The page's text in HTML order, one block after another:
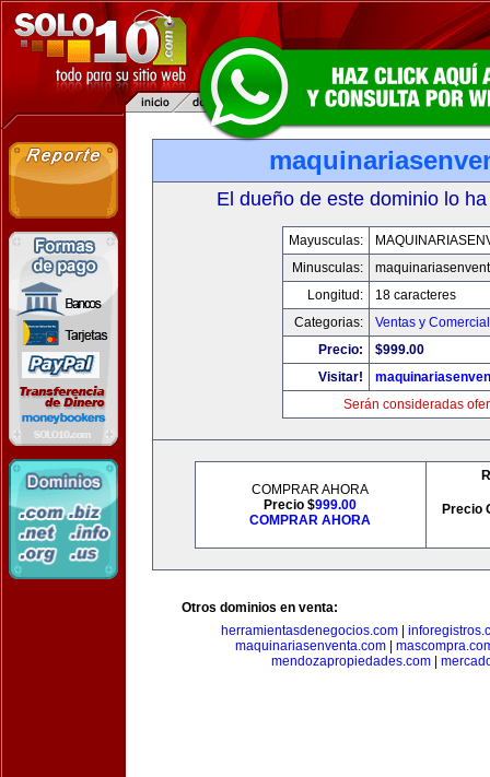
El dueño de este dominio lo
Mayusculas:
Minusculas:
Longitud:
18 caracteres
Categorias:
Ventas y
Precio:
$999.00
Visitar!
Serán consideradas
COMPRAR AHORA
Precio $999.00
COMPRAR AHORA
Precio
Otros dominios en venta:
herramientasdenegocios.com|
maquinariasenventa.com|
mendozapropiedades.com|